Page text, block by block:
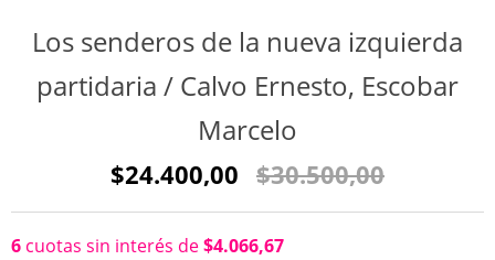
Los senderos de la nueva izquierda
partidaria / Calvo Ernesto, Escobar
Marcelo
$24.400,00 $30.500,00
6 cuotas sin interés de$4.066,67